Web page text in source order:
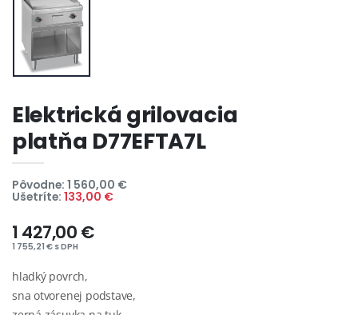
Elektrická grilovacia
platňa D77EFTA7L
Pôvodne: 1 560,00 €
Ušetríte: 133,00 €
1 427,00 €
1 755,21 € s DPH
hladký povrch,
sna otvorenej podstave,